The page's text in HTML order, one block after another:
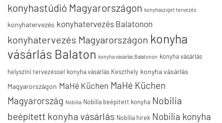
konyhastúdió Magyarországon konyhasziget tervezés
konyhatervezés konyhatervezés Balatonon
konyhatervezés Magyarországon konyha
vásárlás Balaton konyha vásárlás Balatonon konyha vásárlás
helyszíni tervezéssel konyha vásárlás Keszthely konyha vásárlás
Magyarországon MaHé Küchen MaHé Küchen
Magyarország Nobilia Nobilia beépített konyha Nobilia
beépített konyha vásárlás Nobilia hírek Nobilia konyha